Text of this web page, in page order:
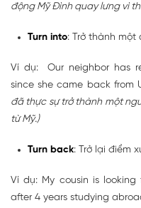
động Mỹ Đình quay lưng vì
Turn into: Trở thành
Ví dụ: Our neighbor has
since she came back from
đã thực sự trở thành một
từ Mỹ.)
Turn back: Trở lại điểm
Ví dụ: My cousin is
after 4 years studying